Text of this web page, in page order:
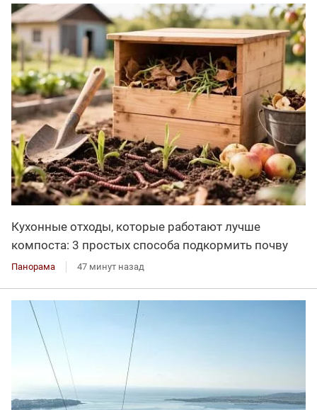
Кухонные отходы, которые работают лучше
компоста: 3 простых способа подкормить почву
Панорама 47 минут назад